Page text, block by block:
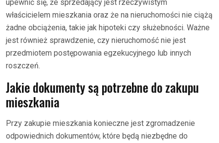
upewnić się, że sprzedający jest rzeczywistym
właścicielem mieszkania oraz że na nieruchomości nie ciążą
żadne obciążenia, takie jak hipoteki czy służebności. Ważne
jest również sprawdzenie, czy nieruchomość nie jest
przedmiotem postępowania egzekucyjnego lub innych
roszczeń.
Jakie dokumenty są potrzebne do zakupu
mieszkania
Przy zakupie mieszkania konieczne jest zgromadzenie
odpowiednich dokumentów, które będą niezbędne do